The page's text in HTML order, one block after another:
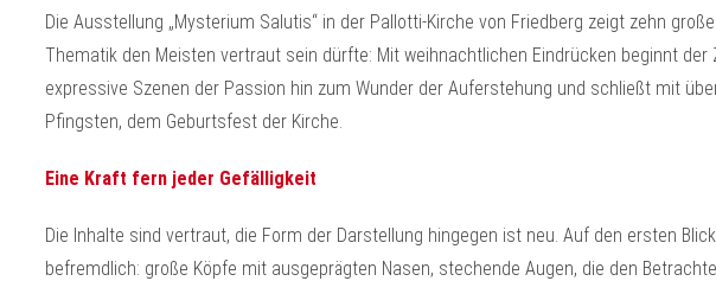
Die Ausstellung „Mysterium Salutis“ in der Pallotti-Kirche von Friedberg zeigt zehn
Thematik den Meisten vertraut sein dürfte: Mit weihnachtlichen Eindrücken beginnt der
expressive Szenen der Passion hin zum Wunder der Auferstehung und schließt mit
Pfingsten, dem Geburtsfest der Kirche.
Eine Kraft fern jeder Gefälligkeit
Die Inhalte sind vertraut, die Form der Darstellung hingegen ist neu. Auf den ersten
befremdlich: große Köpfe mit ausgeprägten Nasen, stechende Augen, die den